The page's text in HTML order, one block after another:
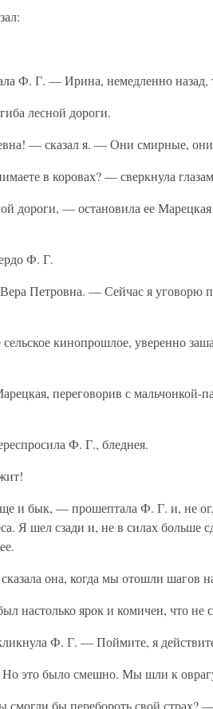
Ф. Г. — Ирина, немедленно назад,
лесной дороги.
— сказал я. — Они смирные, они
в коровах? — сверкнула
дороги, — остановила ее
Ф. Г.
Петровна. — Сейчас я уговорю
кинопрошлое, уверенно
переговорив с мальчонкой-
Ф. Г., бледнея.
и бык, — прошептала Ф. Г. и, не
Я шел сзади и, не в силах больше
она, когда мы отошли шагов
настолько ярок и комичен, что не
Ф. Г. — Поймите, я
это было смешно. Мы шли к
бы перебороть свой страх?